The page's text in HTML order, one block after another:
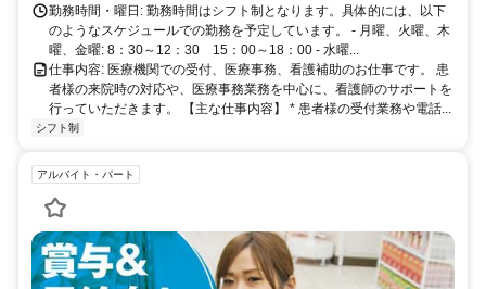
勤務時間・曜日: 勤務時間はシフト制となります。具体的には、以下
のようなスケジュールでの勤務を予定しています。 - 月曜、火曜、木
曜、金曜: 8：30～12：30 15：00～18：00 - 水曜...
仕事内容: 医療機関での受付、医療事務、看護補助のお仕事です。 患
者様の来院時の対応や、医療事務業務を中心に、看護師のサポートを
行っていただきます。 【主な仕事内容】 * 患者様の受付業務や電話...
シフト制
アルバイト・パート